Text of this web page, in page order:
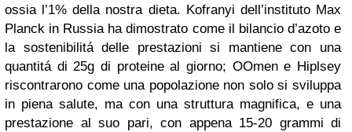
ossia l’1% della nostra dieta. Kofranyi dell’instituto Max
Planck in Russia ha dimostrato come il bilancio d’azoto e
la sostenibilitá delle prestazioni si mantiene con una
quantitá di 25g di proteine al giorno; OOmen e Hiplsey
riscontrarono come una popolazione non solo si sviluppa
in piena salute, ma con una struttura magnifica, e una
prestazione al suo pari, con appena 15-20 grammi di